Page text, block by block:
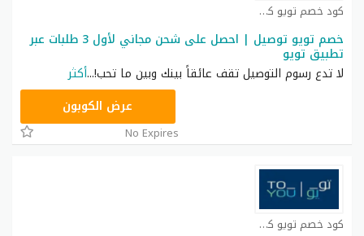
كود خصم تويو كوبون
خصم تويو توصيل | احصل على شحن مجاني لأول 3 طلبات عبر
تطبيق تويو
لا تدع رسوم التوصيل تقف عائقاً بينك وبين ما تحب!...أكثر
عرض الكوبون
No Expires
كود خصم تويو كوبون